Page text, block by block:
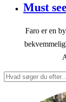
Must
Faro er en